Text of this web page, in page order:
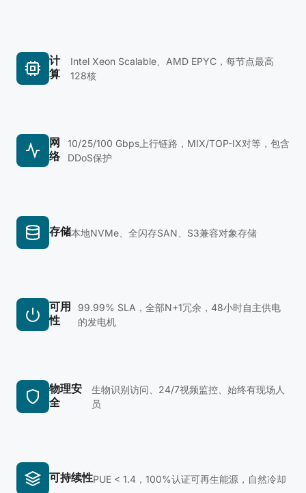
计
算
Intel Xeon Scalable、AMD EPYC，每节点最高
128核
网
络
10/25/100 Gbps上行链路，MIX/TOP-IX对等，包含
DDoS保护
存储本地NVMe、全闪存SAN、S3兼容对象存储
可用
性
99.99% SLA，全部N+1冗余，48小时自主供电
的发电机
物理安
全
生物识别访问、24/7视频监控、始终有现场人
员
可持续性PUE < 1.4，100%认证可再生能源，自然冷却